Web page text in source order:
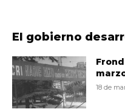
El gobierno
18 de